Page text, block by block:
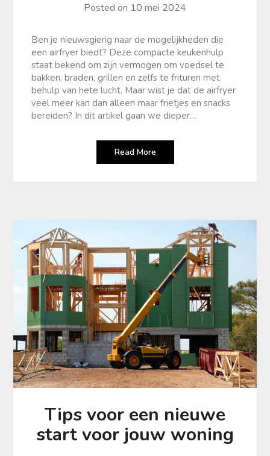
Posted on 10 mei 2024
Ben je nieuwsgierig naar de mogelijkheden die
een airfryer biedt? Deze compacte keukenhulp
staat bekend om zijn vermogen om voedsel te
bakken, braden, grillen en zelfs te frituren met
behulp van hete lucht. Maar wist je dat de airfryer
veel meer kan dan alleen maar frietjes en snacks
bereiden? In dit artikel gaan we dieper…
Read More
Tips voor een nieuwe
start voor jouw woning